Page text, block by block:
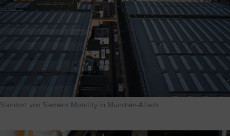
Standort von Siemens Mobility in München-Allach